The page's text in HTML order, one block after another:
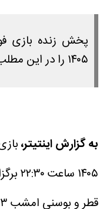
۱۴۰۵ را در این مطلب مشاهده می کنید.
به گزارش اینتیتر،
۱۴۰۵ ساعت ۲۲:۳۰ برگزار می شود.
قطر و بوسنی امشب ۳ تیر ۱۴۰۵ را در این